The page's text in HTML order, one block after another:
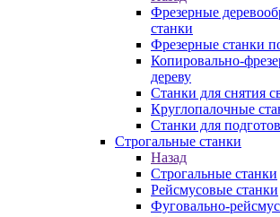
Фрезерные
станки
Фрезерные станки
Копировально-
дереву
Станки для снятия
Круглопалочные
Станки для
Строгальные станки
Назад
Строгальные станки
Рейсмусовые станки
Фуговально-